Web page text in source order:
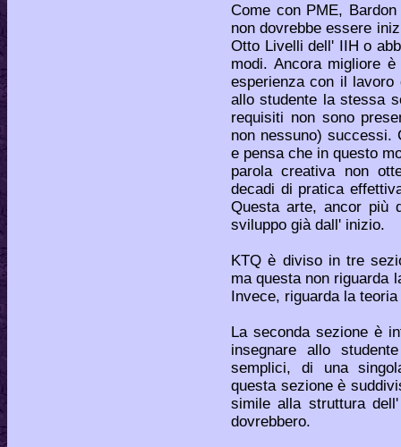
Come con PME,
non dovrebbe essere
Otto Livelli dell' IIH o
modi. Ancora migliore
esperienza con il lavoro
allo studente la stessa
requisiti non sono
non nessuno) successi.
e pensa che in questo
parola creativa non
decadi di pratica
Questa arte, ancor più
sviluppo già dall' inizio.
KTQ è diviso in tre
ma questa non riguarda
Invece, riguarda la
La seconda sezione è
insegnare allo
semplici, di una
questa sezione è
simile alla struttura
dovrebbero.